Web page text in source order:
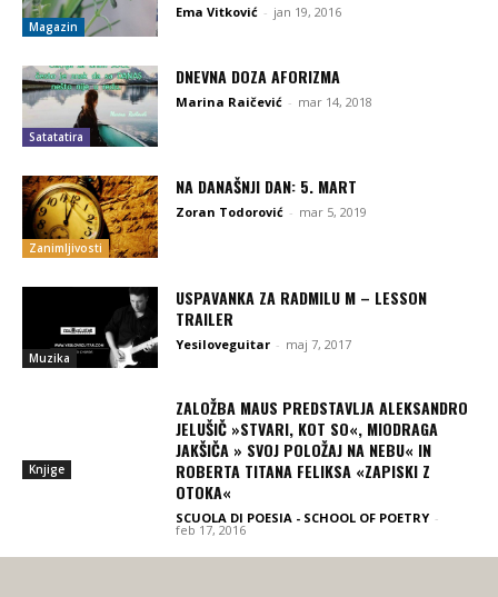
Magazin
Ema Vitković - jan 19, 2016
Satatatira
DNEVNA DOZA AFORIZMA
Marina Raičević - mar 14, 2018
Zanimljivosti
NA DANAŠNJI DAN: 5. MART
Zoran Todorović - mar 5, 2019
Muzika
USPAVANKA ZA RADMILU M – LESSON
TRAILER
Yesiloveguitar - maj 7, 2017
Knjige
ZALOŽBA MAUS PREDSTAVLJA ALEKSANDRO
JELUŠIČ »STVARI, KOT SO«, MIODRAGA
JAKŠIČA » SVOJ POLOŽAJ NA NEBU« IN
ROBERTA TITANA FELIKSA «ZAPISKI Z
OTOKA«
SCUOLA DI POESIA - SCHOOL OF POETRY -
feb 17, 2016